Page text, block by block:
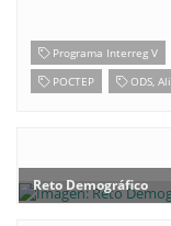
Programa Interreg V
POCTEP
ODS,
Reto Demográfico